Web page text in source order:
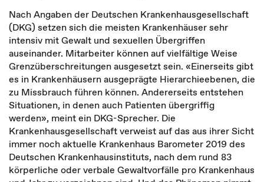
Nach Angaben der Deutschen Krankenhausgesellschaft
(DKG) setzen sich die meisten Krankenhäuser sehr
intensiv mit Gewalt und sexuellen Übergriffen
auseinander. Mitarbeiter können auf vielfältige Weise
Grenzüberschreitungen ausgesetzt sein. «Einerseits gibt
es in Krankenhäusern ausgeprägte Hierarchieebenen, die
zu Missbrauch führen können. Andererseits entstehen
Situationen, in denen auch Patienten übergriffig
werden», meint ein DKG-Sprecher. Die
Krankenhausgesellschaft verweist auf das aus ihrer Sicht
immer noch aktuelle Krankenhaus Barometer 2019 des
Deutschen Krankenhausinstituts, nach dem rund 83
körperliche oder verbale Gewaltvorfälle pro Krankenhaus